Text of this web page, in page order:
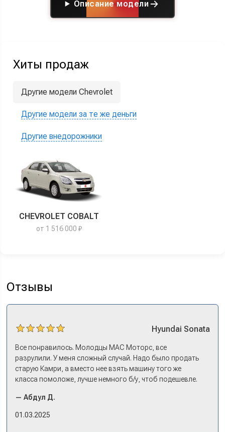
Описание модели
Хиты продаж
Другие модели Chevrolet
Другие модели за те же деньги
Другие внедорожники
CHEVROLET COBALT
от 1 516 000 ₽
Отзывы
Hyundai Sonata
Все понравилось. Молодцы МАС Моторс, все
разрулили. У меня сложный случай. Надо было продать
старую Камри, а вместо нее взять машину того же
класса помоложе, лучше немного б/у, чтоб подешевле.
либо самому всем этим заниматься – а работать когда?
Либо искать салон, где есть нормальный трейд-ин. И
— Абдул Д.
01.03.2025